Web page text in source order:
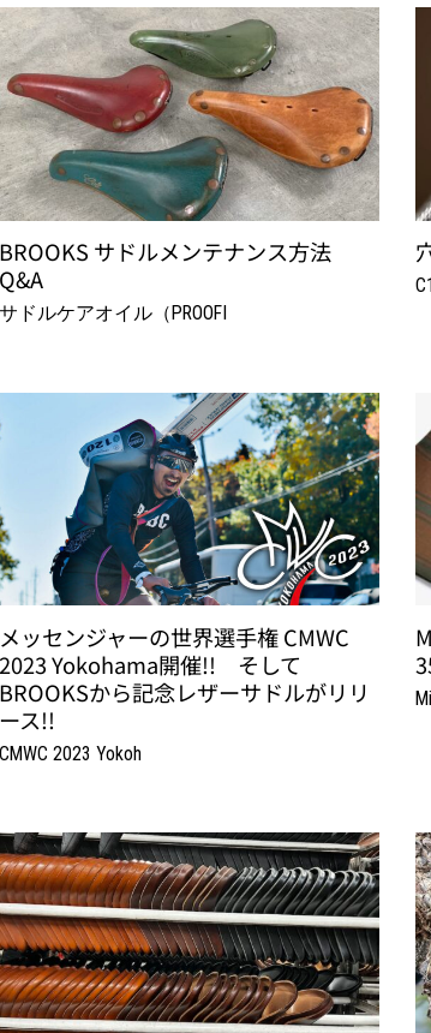
BROOKS サドルメンテナンス方法
Q&A
サドルケアオイル（PROOFI
メッセンジャーの世界選手権 CMWC
2023 Yokohama開催!! そして
BROOKSから記念レザーサドルがリリ
ース!!
CMWC 2023 Yokoh